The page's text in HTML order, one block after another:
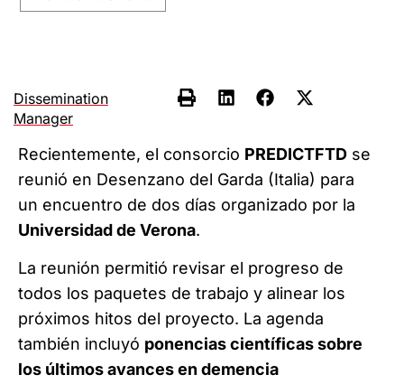
Dissemination
Manager
Recientemente, el consorcio PREDICTFTD se
reunió en Desenzano del Garda (Italia) para
un encuentro de dos días organizado por la
Universidad de Verona.
La reunión permitió revisar el progreso de
todos los paquetes de trabajo y alinear los
próximos hitos del proyecto. La agenda
también incluyó ponencias científicas sobre
los últimos avances en demencia